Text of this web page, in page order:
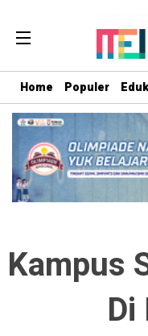
Home Populer
Kampus
Di